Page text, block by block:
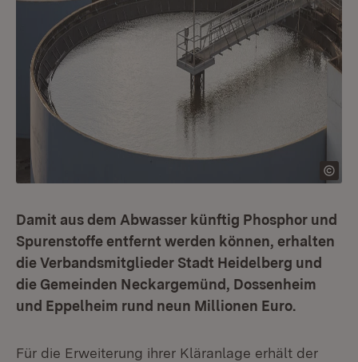
Damit aus dem Abwasser künftig Phosphor und
Spurenstoffe entfernt werden können, erhalten
die Verbandsmitglieder Stadt Heidelberg und
die Gemeinden Neckargemünd, Dossenheim
und Eppelheim rund neun Millionen Euro.
Für die Erweiterung ihrer Kläranlage erhält der